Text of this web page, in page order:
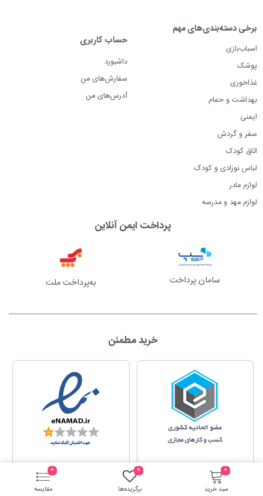
برخی دسته‌بندی‌های مهم
اسباب‌بازی
پوشک
غذاخوری
بهداشت و حمام
ایمنی
سفر و گردش
اتاق کودک
لباس نوزادی و کودک
لوازم مادر
لوازم مهد و مدرسه
حساب کاربری
داشبورد
سفارش‌های من
آدرس‌های من
پرداخت ایمن آنلاین
سامان پرداخت به‌پرداخت ملت
خرید مطمئن
سبد خرید
0
برگزیده‌ها
0
مقایسه
0